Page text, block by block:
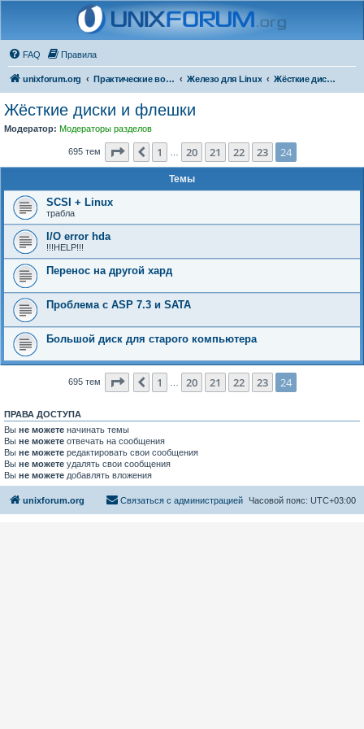
FAQ Правила
unixforum.org Практические вопросы Железо для Linux Жёсткие диски и флешки
Жёсткие диски и флешки
Модератор: Модераторы разделов
695 тем Страница 24из 24
Пред.
1 20 21 22 23 24
Темы
SCSI + Linux
трабла
I/O error hda
!!!HELP!!!
Перенос на другой хард
Проблема с ASP 7.3 и SATA
Большой диск для старого компьютера
695 тем Страница 24из 24
Пред.
1 20 21 22 23 24
ПРАВА ДОСТУПА
Вы не можете начинать темы
Вы не можете отвечать на сообщения
Вы не можете редактировать свои сообщения
Вы не можете удалять свои сообщения
Вы не можете добавлять вложения
unixforum.org Часовой пояс: UTC+03:00
Связаться с администрацией